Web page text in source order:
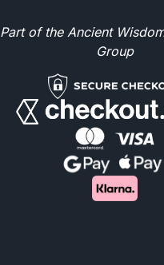
Part of the Ancient
Group